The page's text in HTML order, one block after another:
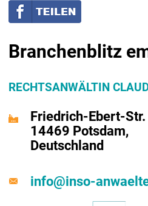
Branchenblitz
RECHTSANWÄLTIN
Friedrich-Ebert-Str.
14469 Potsdam,
Deutschland
info@inso-